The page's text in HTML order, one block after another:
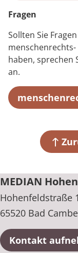
Fragen
Sollten Sie
haben, sprechen
an.
MEDIAN
Hohenfeldstraße
65520 Bad
Kontakt